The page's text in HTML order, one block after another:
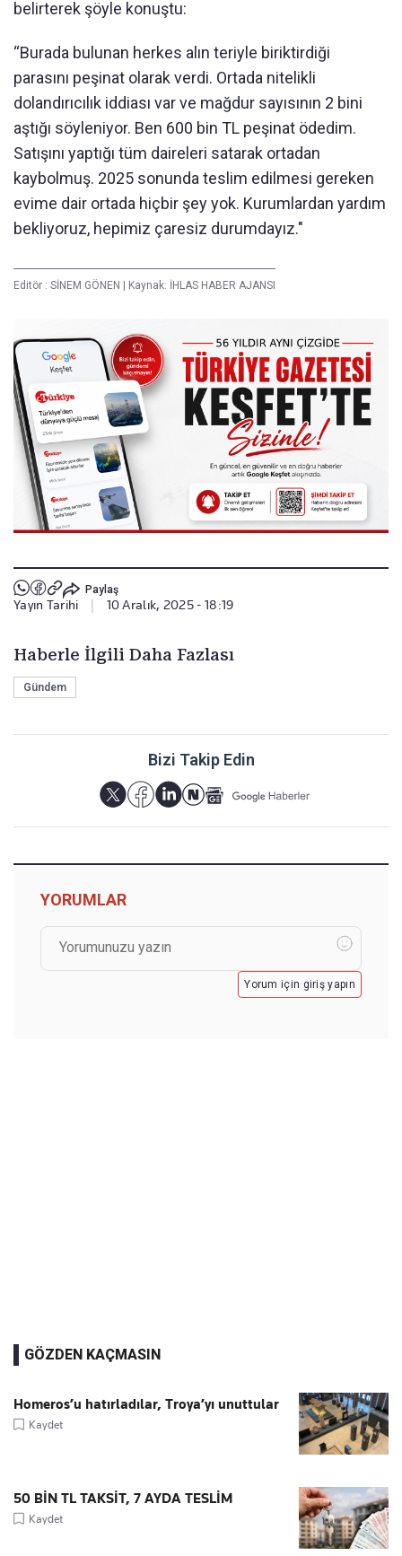
belirterek şöyle konuştu:
“Burada bulunan herkes alın teriyle biriktirdiği
parasını peşinat olarak verdi. Ortada nitelikli
dolandırıcılık iddiası var ve mağdur sayısının 2 bini
aştığı söyleniyor. Ben 600 bin TL peşinat ödedim.
Satışını yaptığı tüm daireleri satarak ortadan
kaybolmuş. 2025 sonunda teslim edilmesi gereken
evime dair ortada hiçbir şey yok. Kurumlardan yardım
bekliyoruz, hepimiz çaresiz durumdayız."
Editör : SİNEM GÖNEN | Kaynak: İHLAS HABER AJANSI
Paylaş
Yayın Tarihi 10 Aralık, 2025 - 18:19
Haberle İlgili Daha Fazlası
Gündem
Bizi Takip Edin
YORUMLAR
Yorum için giriş yapın
GÖZDEN KAÇMASIN
Homeros’u hatırladılar, Troya’yı unuttular
Kaydet
50 BİN TL TAKSİT, 7 AYDA TESLİM
Kaydet